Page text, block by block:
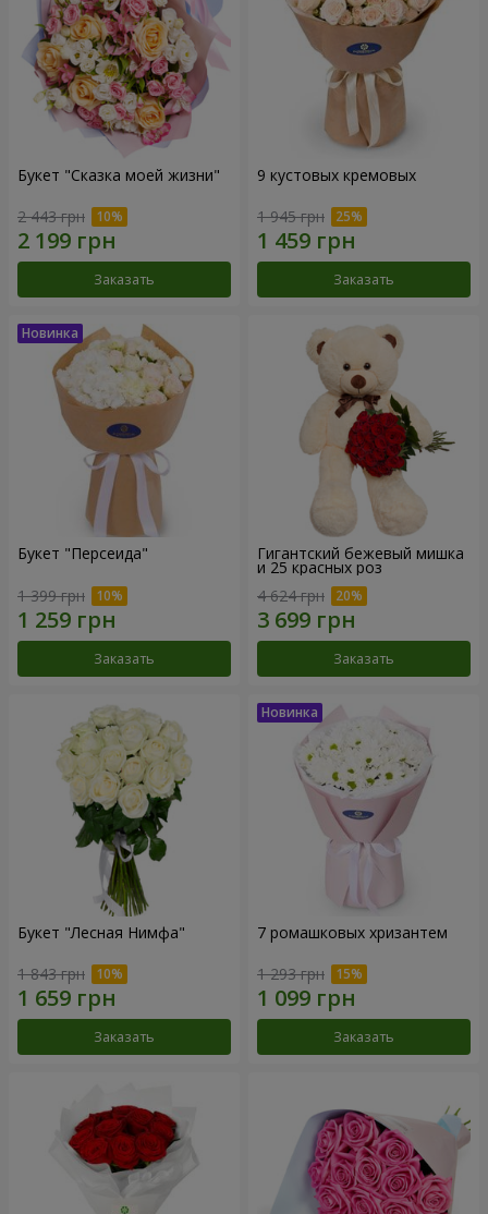
Букет "Сказка моей жизни"
2 443 грн
Заказать
9 кустовых кремовых
1 945 грн
Заказать
Букет "Персеида"
1 399 грн
Заказать
Гигантский бежевый мишка
и 25 красных роз
4 624 грн
Заказать
Букет "Лесная Нимфа"
1 843 грн
Заказать
7 ромашковых хризантем
1 293 грн
Заказать